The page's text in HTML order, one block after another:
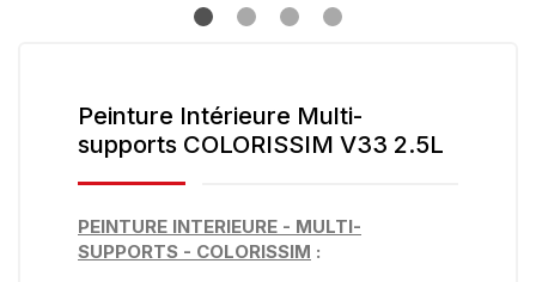
Peinture Intérieure Multi-
supports COLORISSIM V33 2.5L
PEINTURE INTERIEURE - MULTI-
SUPPORTS - COLORISSIM :